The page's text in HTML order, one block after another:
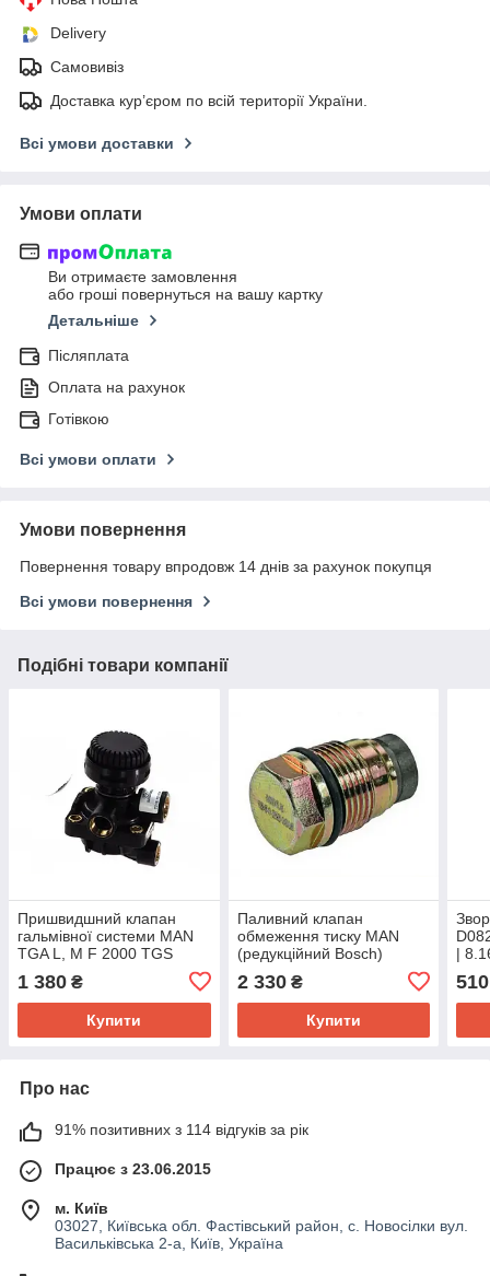
Delivery
Самовивіз
Доставка кур’єром по всій території України.
Всі умови доставки
Умови оплати
Ви отримаєте замовлення
або гроші повернуться на вашу картку
Детальніше
Післяплата
Оплата на рахунок
Готівкою
Всі умови оплати
Умови повернення
Повернення товару впродовж 14 днів за рахунок покупця
Всі умови повернення
Подібні товари компанії
Пришвидшний клапан
гальмівної системи MAN
TGA L, M F 2000 TGS
1 380 ₴
Купити
Паливний клапан
обмеження тиску MAN
(редукційний Bosch)
2 330₴
Купити
|
510
Про нас
91% позитивних з 114 відгуків за рік
Працює з 23.06.2015
м. Київ
03027, Київська обл. Фастівський район, с. Новосілки вул.
Васильківська 2-а, Київ, Україна